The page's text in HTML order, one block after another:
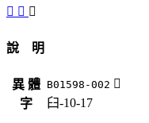
𣌾 𣍃 󷭦
說 明
異 體
字
B01598-002 󷭦
臼-10-17